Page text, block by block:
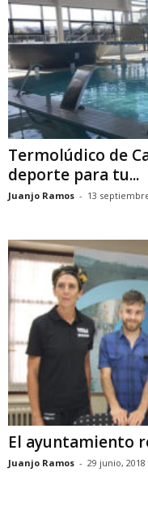
Termolúdico de
deporte para tu...
Juanjo Ramos - 13
El ayuntamiento
Juanjo Ramos - 29 junio, 2018